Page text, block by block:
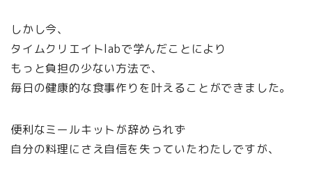
しかし今、
タイムクリエイトlabで学んだことにより
もっと負担の少ない方法で、
毎日の健康的な食事作りを叶えることができました。
便利なミールキットが辞められず
自分の料理にさえ自信を失っていたわたしですが、